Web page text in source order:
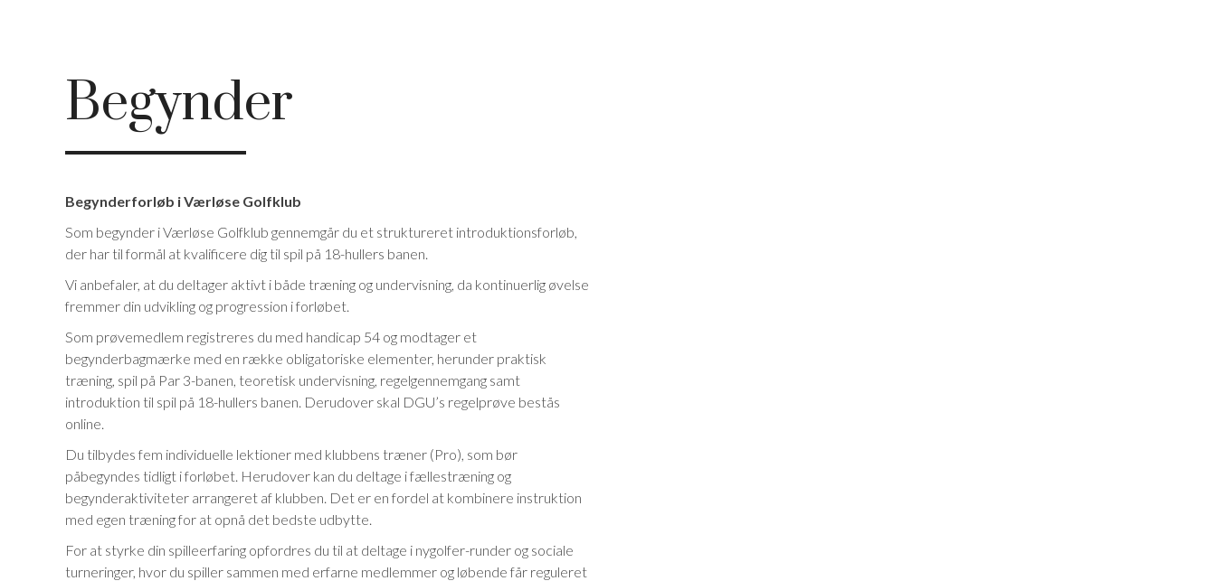
Begynder
Begynderforløb i Værløse Golfklub
Som begynder i Værløse Golfklub gennemgår du et struktureret introduktionsforløb,
der har til formål at kvalificere dig til spil på 18-hullers banen.
Vi anbefaler, at du deltager aktivt i både træning og undervisning, da kontinuerlig øvelse
fremmer din udvikling og progression i forløbet.
Som prøvemedlem registreres du med handicap 54 og modtager et
begynderbagmærke med en række obligatoriske elementer, herunder praktisk
træning, spil på Par 3-banen, teoretisk undervisning, regelgennemgang samt
introduktion til spil på 18-hullers banen. Derudover skal DGU’s regelprøve bestås
online.
Du tilbydes fem individuelle lektioner med klubbens træner (Pro), som bør
påbegyndes tidligt i forløbet. Herudover kan du deltage i fællestræning og
begynderaktiviteter arrangeret af klubben. Det er en fordel at kombinere instruktion
med egen træning for at opnå det bedste udbytte.
For at styrke din spilleerfaring opfordres du til at deltage i nygolfer-runder og sociale
turneringer, hvor du spiller sammen med erfarne medlemmer og løbende får reguleret